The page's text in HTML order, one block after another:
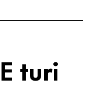
turi